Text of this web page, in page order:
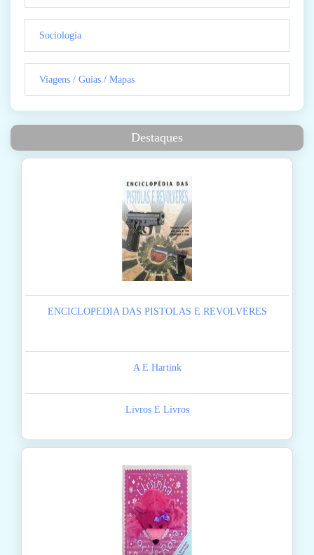
Sociologia
Viagens / Guias / Mapas
Destaques
ENCICLOPEDIA DAS PISTOLAS E REVOLVERES
A E Hartink
Livros E Livros